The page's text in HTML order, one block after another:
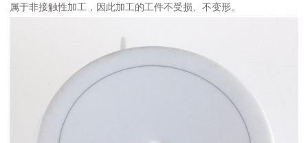
属于非接触性加工，因此加工的工件不受损、不变形。